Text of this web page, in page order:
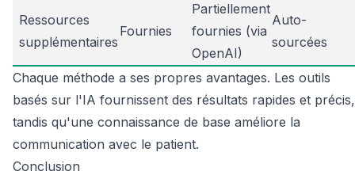
Ressources
supplémentaires
Fournies
Partiellement
fournies (via
OpenAI)
Auto-
sourcées
Chaque méthode a ses propres avantages. Les outils
basés sur l'IA fournissent des résultats rapides et précis,
tandis qu'une connaissance de base améliore la
communication avec le patient.
Conclusion